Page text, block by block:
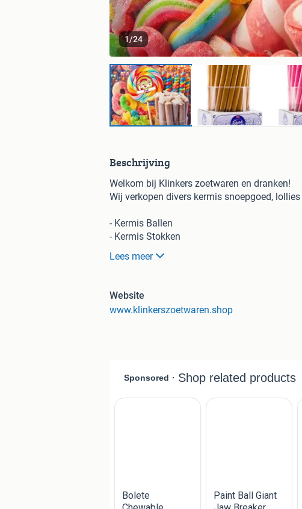
1/24
Beschrijving
Welkom bij Klinkers zoetwaren en dranken!
Wij verkopen divers kermis snoepgoed,
- Kermis Ballen
- Kermis Stokken
- Handmade Pops
- Candy Canes
- Kids & Fun
- Diverse Lollies
https://www.klinkerszoetwaren.shop/snoep/
Lees meer
Website
www.klinkerszoetwaren.shop